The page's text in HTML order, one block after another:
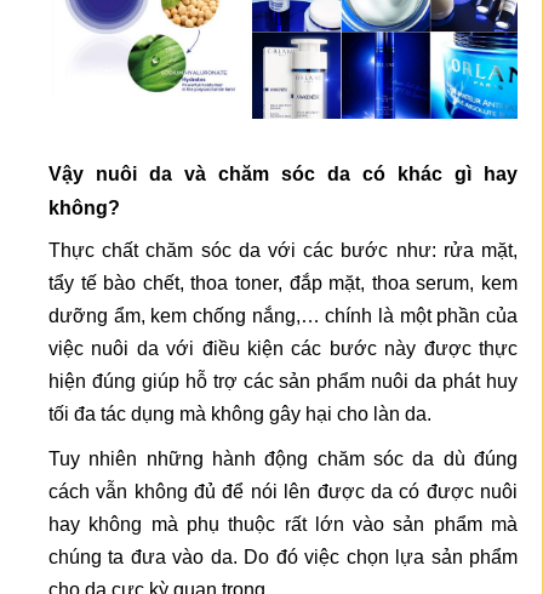
Vậy nuôi da và chăm sóc da có khác gì hay
không?
Thực chất chăm sóc da với các bước như: rửa mặt,
tẩy tế bào chết, thoa toner, đắp mặt, thoa serum, kem
dưỡng ẩm, kem chống nắng,… chính là một phần của
việc nuôi da với điều kiện các bước này được thực
hiện đúng giúp hỗ trợ các sản phẩm nuôi da phát huy
tối đa tác dụng mà không gây hại cho làn da.
Tuy nhiên những hành động chăm sóc da dù đúng
cách vẫn không đủ để nói lên được da có được nuôi
hay không mà phụ thuộc rất lớn vào sản phẩm mà
chúng ta đưa vào da. Do đó việc chọn lựa sản phẩm